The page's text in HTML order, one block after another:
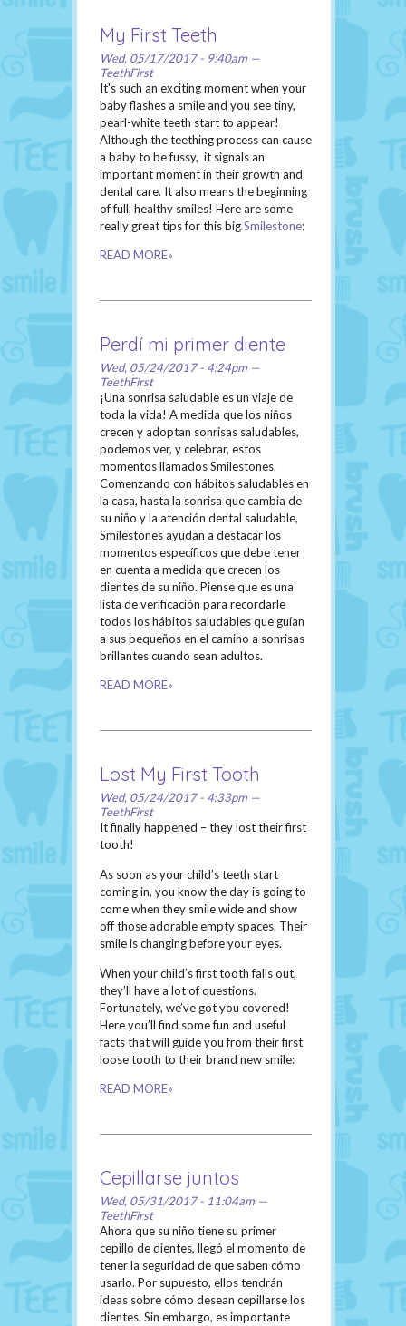
My First Teeth
Wed, 05/17/2017 - 9:40am —
TeethFirst
It's such an exciting moment when your
baby flashes a smile and you see tiny,
pearl-white teeth start to appear!
Although the teething process can cause
a baby to be fussy, it signals an
important moment in their growth and
dental care. It also means the beginning
of full, healthy smiles! Here are some
really great tips for this bigSmilestone:
READ MORE»
Perdí mi primer diente
Wed, 05/24/2017 - 4:24pm —
TeethFirst
¡Una sonrisa saludable es un viaje de
toda la vida! A medida que los niños
crecen y adoptan sonrisas saludables,
podemos ver, y celebrar, estos
momentos llamados Smilestones.
Comenzando con hábitos saludables en
la casa, hasta la sonrisa que cambia de
su niño y la atención dental saludable,
Smilestones ayudan a destacar los
momentos específicos que debe tener
en cuenta a medida que crecen los
dientes de su niño. Piense que es una
lista de verificación para recordarle
todos los hábitos saludables que guían
a sus pequeños en el camino a sonrisas
brillantes cuando sean adultos.
READ MORE»
Lost My First Tooth
Wed, 05/24/2017 - 4:33pm —
TeethFirst
It finally happened – they lost their first
tooth!
As soon as your child’s teeth start
coming in, you know the day is going to
come when they smile wide and show
off those adorable empty spaces. Their
smile is changing before your eyes.
When your child’s first tooth falls out,
they’ll have a lot of questions.
Fortunately, we’ve got you covered!
Here you’ll find some fun and useful
facts that will guide you from their first
loose tooth to their brand new smile:
READ MORE»
Cepillarse juntos
Wed, 05/31/2017 - 11:04am —
TeethFirst
Ahora que su niño tiene su primer
cepillo de dientes, llegó el momento de
tener la seguridad de que saben cómo
usarlo. Por supuesto, ellos tendrán
ideas sobre cómo desean cepillarse los
dientes. Sin embargo, es importante